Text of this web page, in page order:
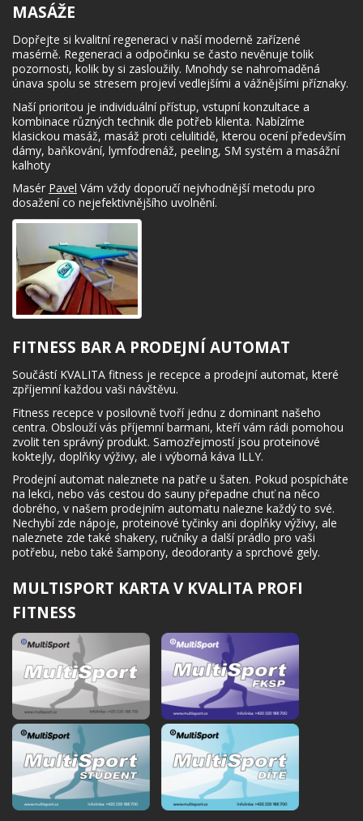
MASÁŽE
Dopřejte si kvalitní regeneraci v naší moderně zařízené
masérně. Regeneraci a odpočinku se často nevěnuje tolik
pozornosti, kolik by si zasloužily. Mnohdy se nahromaděná
únava spolu se stresem projeví vedlejšími a vážnějšími příznaky.
Naší prioritou je individuální přístup, vstupní konzultace a
kombinace různých technik dle potřeb klienta. Nabízíme
klasickou masáž, masáž proti celulitidě, kterou ocení především
dámy, baňkování, lymfodrenáž, peeling, SM systém a masážní
kalhoty
Masér Pavel Vám vždy doporučí nejvhodnější metodu pro
dosažení co nejefektivnějšího uvolnění.
FITNESS BAR A PRODEJNÍ AUTOMAT
Součástí KVALITA fitness je recepce a prodejní automat, které
zpříjemní každou vaši návštěvu.
Fitness recepce v posilovně tvoří jednu z dominant našeho
centra. Obslouží vás příjemní barmani, kteří vám rádi pomohou
zvolit ten správný produkt. Samozřejmostí jsou proteinové
koktejly, doplňky výživy, ale i výborná káva ILLY.
Prodejní automat naleznete na patře u šaten. Pokud pospícháte
na lekci, nebo vás cestou do sauny přepadne chuť na něco
dobrého, v našem prodejním automatu nalezne každý to své.
Nechybí zde nápoje, proteinové tyčinky ani doplňky výživy, ale
naleznete zde také shakery, ručníky a další prádlo pro vaši
potřebu, nebo také šampony, deodoranty a sprchové gely.
MULTISPORT KARTA V KVALITA PROFI
FITNESS